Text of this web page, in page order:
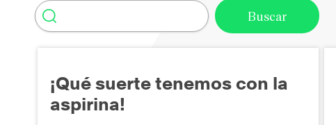
¡Qué suerte tenemos con la
aspirina!